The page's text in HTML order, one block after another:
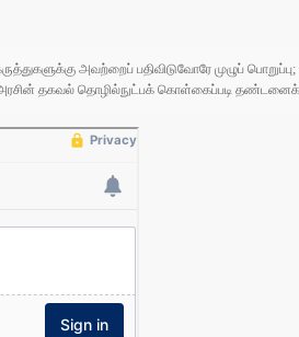
அவற்றைப் பதிவிடுவோரே முழுப்
தகவல் தொழில்நுட்பக் கொள்கைப்படி